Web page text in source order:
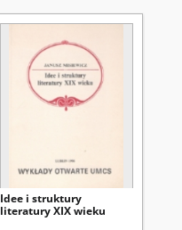
Idee i struktury
literatury XIX wieku